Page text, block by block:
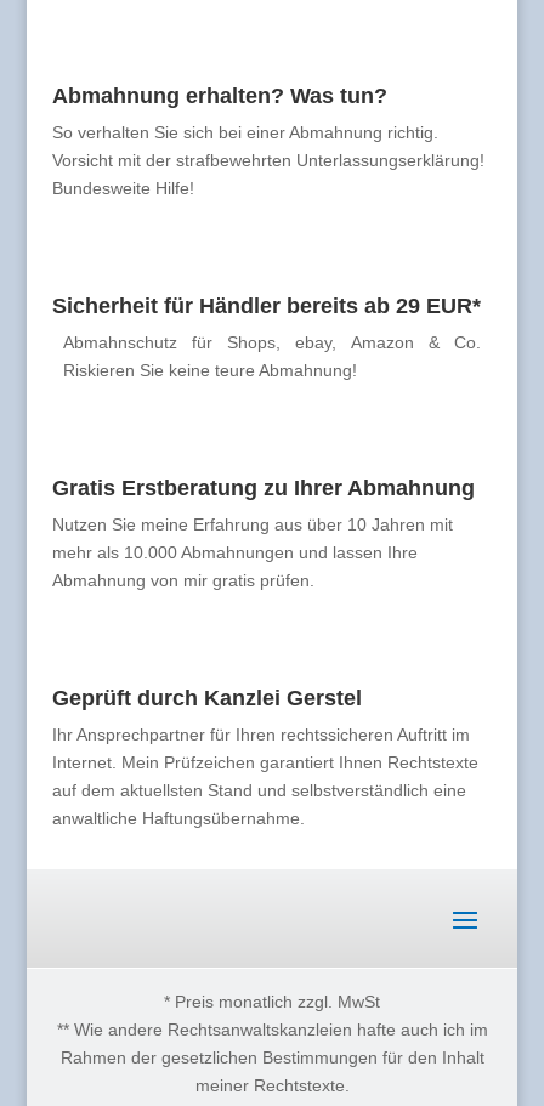
Abmahnung erhalten? Was tun?
So verhalten Sie sich bei einer Abmahnung richtig.
Vorsicht mit der strafbewehrten Unterlassungserklärung!
Bundesweite Hilfe!
Sicherheit für Händler bereits ab 29 EUR*
Abmahnschutz für Shops, ebay, Amazon & Co.
Riskieren Sie keine teure Abmahnung!
Gratis Erstberatung zu Ihrer Abmahnung
Nutzen Sie meine Erfahrung aus über 10 Jahren mit
mehr als 10.000 Abmahnungen und lassen Ihre
Abmahnung von mir gratis prüfen.
Geprüft durch Kanzlei Gerstel
Ihr Ansprechpartner für Ihren rechtssicheren Auftritt im
Internet. Mein Prüfzeichen garantiert Ihnen Rechtstexte
auf dem aktuellsten Stand und selbstverständlich eine
anwaltliche Haftungsübernahme.
* Preis monatlich zzgl. MwSt
** Wie andere Rechtsanwaltskanzleien hafte auch ich im
Rahmen der gesetzlichen Bestimmungen für den Inhalt
meiner Rechtstexte.